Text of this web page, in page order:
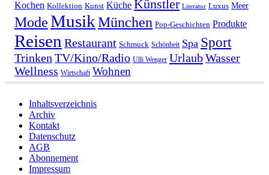
Kochen Kollektion Kunst Küche Künstler Literatur Luxus Meer
ModeMusikMünchen Pop-Geschichten Produkte
Reisen Restaurant Schmuck Schönheit Spa Sport
Trinken TV/Kino/Radio Ulli Wenger UrlaubWasser
Wellness Wirtschaft Wohnen
Inhaltsverzeichnis
Archiv
Kontakt
Datenschutz
AGB
Abonnement
Impressum